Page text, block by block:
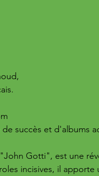
succès et d'albums
Gotti", est une
incisives, il